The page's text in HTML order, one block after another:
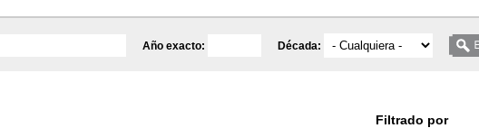
Año exacto: Década:
Filtrado por